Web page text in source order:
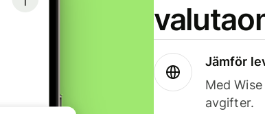
Jämför
Med
avgifter.